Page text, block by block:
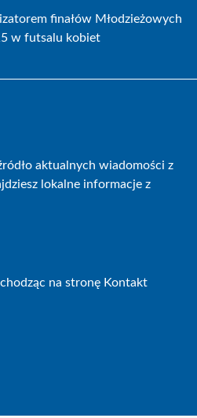
finałów Młodzieżowych
w futsalu kobiet
aktualnych wiadomości z
lokalne informacje z
na stronę Kontakt